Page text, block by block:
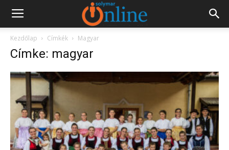
Kezdőlap Címkék Magyar
Címke: magyar